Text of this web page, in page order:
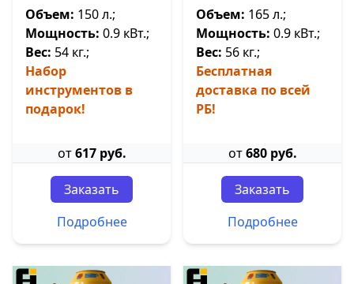
Объем: 150 л.;
Мощность: 0.9 кВт.;
Вес: 54 кг.;
Набор
инструментов в
подарок!
от617 руб.
Заказать
Подробнее
Объем: 165 л.;
Мощность: 0.9 кВт.;
Вес: 56 кг.;
Бесплатная
доставка по всей
РБ!
от680 руб.
Заказать
Подробнее